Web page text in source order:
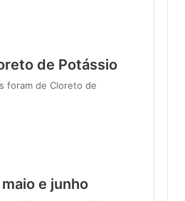
de Potássio
foram de Cloreto de
e junho